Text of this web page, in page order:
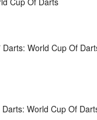
World Cup Of
World Cup Of